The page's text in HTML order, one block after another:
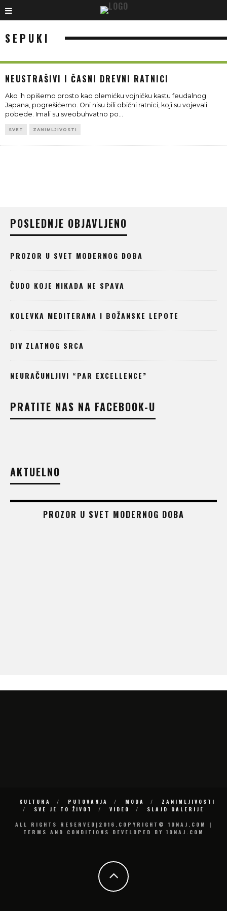
SEPUKI
NEUSTRAŠIVI I ČASNI DREVNI RATNICI
Ako ih opišemo prosto kao plemićku vojničku kastu feudalnog
Japana, pogrešićemo. Oni nisu bili obični ratnici, koji su vojevali
pobede. Imali su sveobuhvatno po...
SVET ZANIMLJIVOSTI
POSLEDNJE OBJAVLJENO
PROZOR U SVET MODERNOG DOBA
ČUDO KOJE NIKADA NE SPAVA
KOLEVKA MEDITERANA I BOŽANSKE LEPOTE
DIV ZLATNOG SRCA
NEURAČUNLJIVI “PAR EXCELLENCE”
PRATITE NAS NA FACEBOOK-U
AKTUELNO
PROZOR U SVET MODERNOG DOBA
KULTURA PUTOVANJA MODA
ZANIMLJIVOSTI
SVE JE TO ŽIVOT
VIDEO
SLAJD GALERIJE
ALL RIGHTS RESERVED|2016.COPYRIGHT© 10NAJ.COM |
TERMS AND CONDITIONS DEVELOPED BY 10NAJ.COM